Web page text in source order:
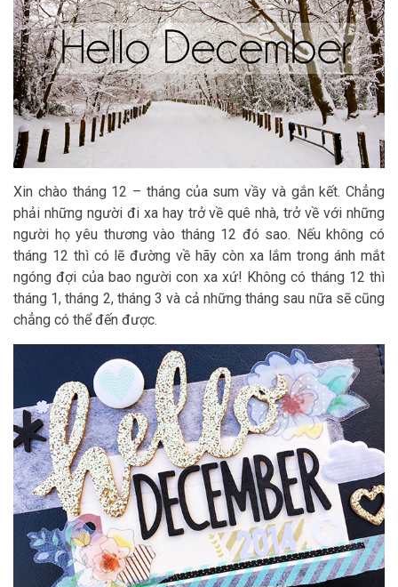
Xin chào tháng 12 – tháng của sum vầy và gắn kết. Chẳng
phải những người đi xa hay trở về quê nhà, trở về với những
người họ yêu thương vào tháng 12 đó sao. Nếu không có
tháng 12 thì có lẽ đường về hãy còn xa lắm trong ánh mắt
ngóng đợi của bao người con xa xứ! Không có tháng 12 thì
tháng 1, tháng 2, tháng 3 và cả những tháng sau nữa sẽ cũng
chẳng có thể đến được.